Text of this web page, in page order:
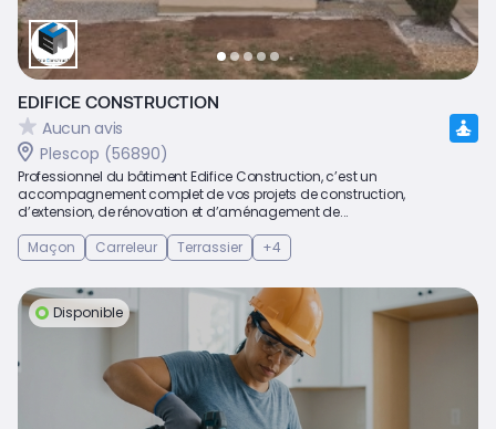
EDIFICE CONSTRUCTION
Aucun avis
Plescop (56890)
Professionnel du bâtiment Edifice Construction, c’est un
accompagnement complet de vos projets de construction,
d’extension, de rénovation et d’aménagement de...
Maçon
Carreleur Terrassier +4
Disponible